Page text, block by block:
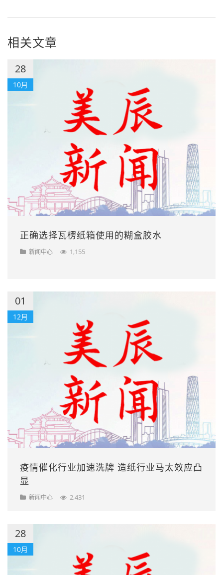
相关文章
28
10月
正确选择瓦楞纸箱使用的糊盒胶水
新闻中心 1,155
01
12月
疫情催化行业加速洗牌 造纸行业马太效应凸
显
新闻中心 2,431
28
10月